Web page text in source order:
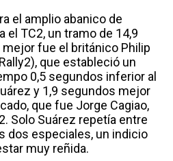
el amplio abanico de
el TC2, un tramo de 14,9
fue el británico Philip
que estableció un
0,5 segundos inferior al
y 1,9 segundos mejor
que fue Jorge Cagiao,
Solo Suárez repetía entre
dos especiales, un indicio
muy reñida.